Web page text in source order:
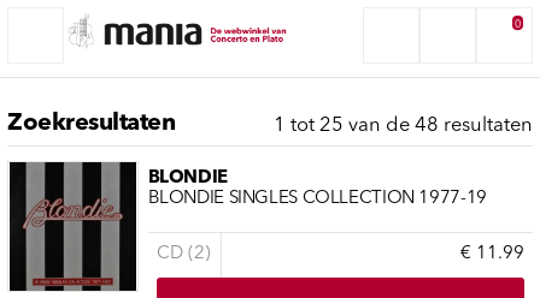
0
Zoekresultaten 1 tot 25 van de 48 resultaten
BLONDIE
BLONDIE SINGLES COLLECTION 1977-19
CD (2) € 11.99